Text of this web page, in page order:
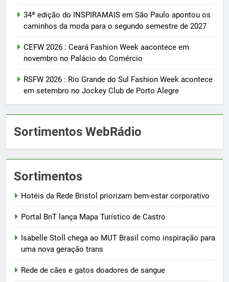
34ª edição do INSPIRAMAIS em São Paulo apontou os
caminhos da moda para o segundo semestre de 2027
CEFW 2026 : Ceará Fashion Week aacontece em
novembro no Palácio do Comércio
RSFW 2026 : Rio Grande do Sul Fashion Week acontece
em setembro no Jockey Club de Porto Alegre
Sortimentos WebRádio
Sortimentos
Hotéis da Rede Bristol priorizam bem-estar corporativo
Portal BnT lança Mapa Turístico de Castro
Isabelle Stoll chega ao MUT Brasil como inspiração para
uma nova geração trans
Rede de cães e gatos doadores de sangue